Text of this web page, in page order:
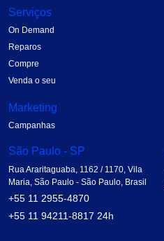
Serviços
On Demand
Reparos
Compre
Venda o seu
Marketing
Campanhas
São Paulo - SP
Rua Araritaguaba, 1162 / 1170, Vila
Maria, São Paulo - São Paulo, Brasil
+55 11 2955-4870
+55 11 94211-8817 24h